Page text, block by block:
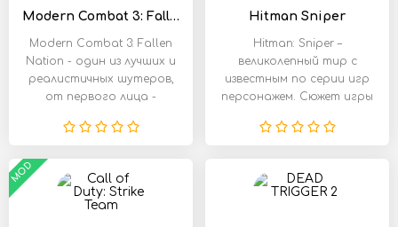
Modern Combat 3: Fallen Nation
Modern Combat 3: Fallen
Nation - один из лучших и
реалистичных шутеров,
от первого лица -
Hitman Sniper
Hitman: Sniper –
великолепный тир с
известным по серии игр
персонажем. Сюжет игры
MOD